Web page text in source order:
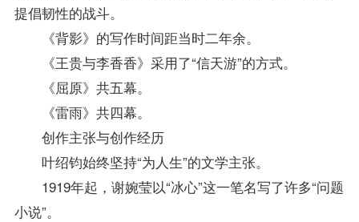
提倡韧性的战斗。
《背影》的写作时间距当时二年余。
《王贵与李香香》采用了“信天游”的方式。
《屈原》共五幕。
《雷雨》共四幕。
创作主张与创作经历
叶绍钧始终坚持“为人生”的文学主张。
1919年起，谢婉莹以“冰心”这一笔名写了许多“问题
小说”。